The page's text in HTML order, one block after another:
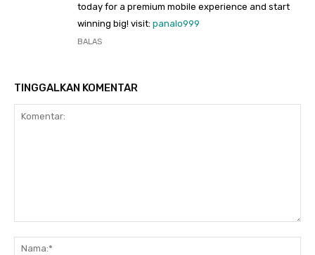
today for a premium mobile experience and start
winning big! visit: panalo999
BALAS
TINGGALKAN KOMENTAR